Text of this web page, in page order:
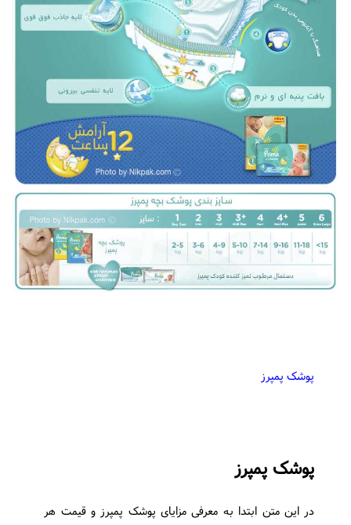
پوشک پمپرز
پوشک پمپرز
در این متن ابتدا به معرفی مزایای پوشک پمپرز و قیمت هر